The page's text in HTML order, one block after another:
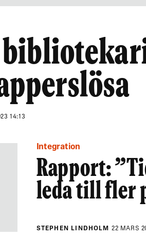
14:13
Integration
Rapport:
leda till fler
STEPHEN LINDHOLM 22 MARS